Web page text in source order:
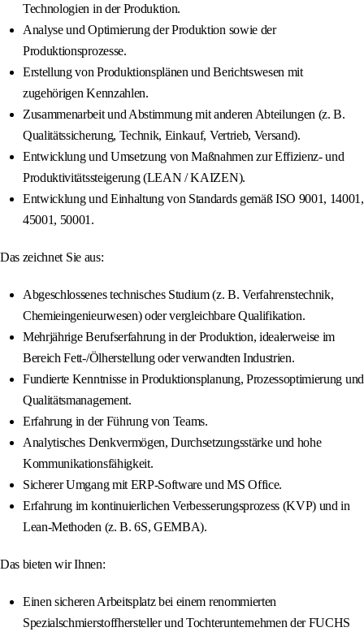
Technologien in der Produktion.
Analyse und Optimierung der Produktion sowie der
Produktionsprozesse.
Erstellung von Produktionsplänen und Berichtswesen mit
zugehörigen Kennzahlen.
Zusammenarbeit und Abstimmung mit anderen Abteilungen (z. B.
Qualitätssicherung, Technik, Einkauf, Vertrieb, Versand).
Entwicklung und Umsetzung von Maßnahmen zur Effizienz- und
Produktivitätssteigerung (LEAN / KAIZEN).
Entwicklung und Einhaltung von Standards gemäß ISO 9001, 14001,
45001, 50001.
Das zeichnet Sie aus:
Abgeschlossenes technisches Studium (z. B. Verfahrenstechnik,
Chemieingenieurwesen) oder vergleichbare Qualifikation.
Mehrjährige Berufserfahrung in der Produktion, idealerweise im
Bereich Fett-/Ölherstellung oder verwandten Industrien.
Fundierte Kenntnisse in Produktionsplanung, Prozessoptimierung und
Qualitätsmanagement.
Erfahrung in der Führung von Teams.
Analytisches Denkvermögen, Durchsetzungsstärke und hohe
Kommunikationsfähigkeit.
Sicherer Umgang mit ERP-Software und MS Office.
Erfahrung im kontinuierlichen Verbesserungsprozess (KVP) und in
Lean-Methoden (z. B. 6S, GEMBA).
Das bieten wir Ihnen:
Einen sicheren Arbeitsplatz bei einem renommierten
Spezialschmierstoffhersteller und Tochterunternehmen der FUCHS